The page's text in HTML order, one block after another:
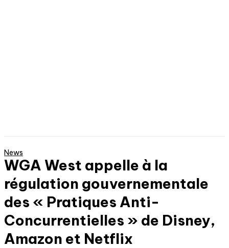
News
WGA West appelle à la
régulation gouvernementale
des « Pratiques Anti-
Concurrentielles » de Disney,
Amazon et Netflix